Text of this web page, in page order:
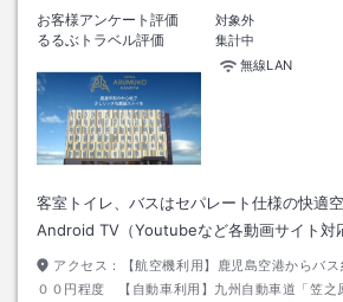
お客様アンケート評価
対象外
るるぶトラベル評価
集計中
無線LAN
客室トイレ、バスはセパレート仕様の快適
Android TV（Youtubeなど各動画サイ
アクセス：
【航空機利用】鹿児島空港からバ
００円程度 【自動車利用】九州自動車道「笠之